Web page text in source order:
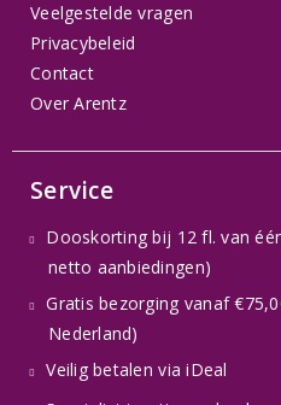
Veelgestelde vragen
Privacybeleid
Contact
Over Arentz
Service
Dooskorting bij 12 fl. van
netto aanbiedingen)
Gratis bezorging vanaf
Nederland)
Veilig betalen via iDeal